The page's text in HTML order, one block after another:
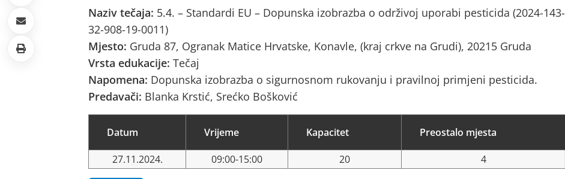
Naziv tečaja: 5.4. – Standardi EU – Dopunska izobrazba o održivoj uporabi pesticida (2024-143-
32-908-19-0011)
Mjesto: Gruda 87, Ogranak Matice Hrvatske, Konavle, (kraj crkve na Grudi), 20215 Gruda
Vrsta edukacije: Tečaj
Napomena: Dopunska izobrazba o sigurnosnom rukovanju i pravilnoj primjeni pesticida.
Predavači: Blanka Krstić, Srećko Bošković
Datum Vrijeme Kapacitet Preostalo mjesta
27.11.2024. 09:00-15:00 20 4